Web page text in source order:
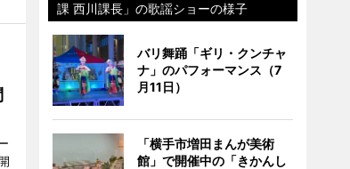
課 西川課長」の歌謡ショーの様子
バリ舞踊「ギリ・クンチャ
ナ」のパフォーマンス（7
月11日）
「横手市増田まんが美術
館」で開催中の「きかんし